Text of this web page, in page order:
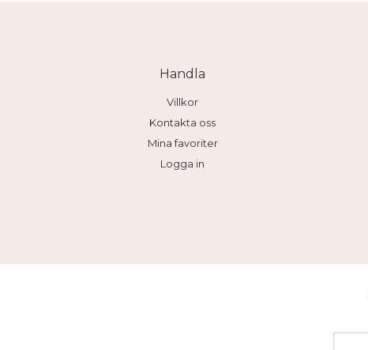
Handla
Villkor
Kontakta oss
Mina favoriter
Logga in